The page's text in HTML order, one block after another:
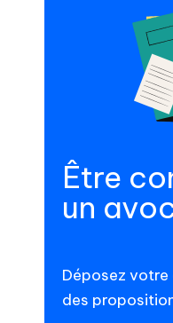
Être
un
Déposez
des